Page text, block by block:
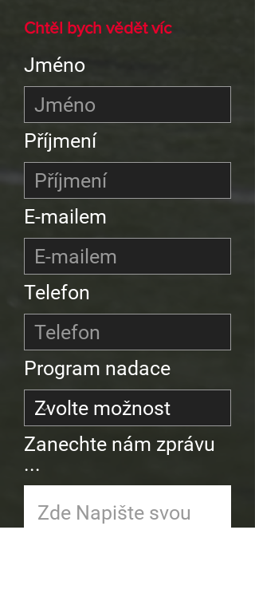
Chtěl bych vědět víc
Jméno
Příjmení
E-mailem
Telefon
Program nadace
Zanechte nám zprávu
...